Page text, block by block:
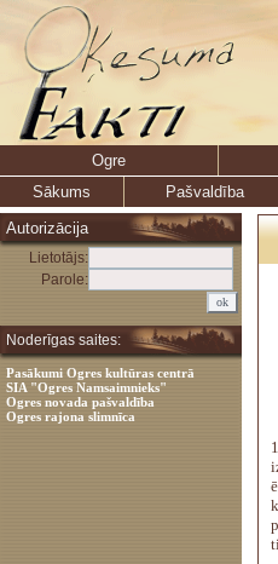
Ogre
Sākums
Pašvaldība
Autorizācija
Lietotājs:
Parole:
Noderīgas saites:
Pasākumi Ogres kultūras centrā
SIA "Ogres Namsaimnieks"
Ogres novada pašvaldība
Ogres rajona slimnīca